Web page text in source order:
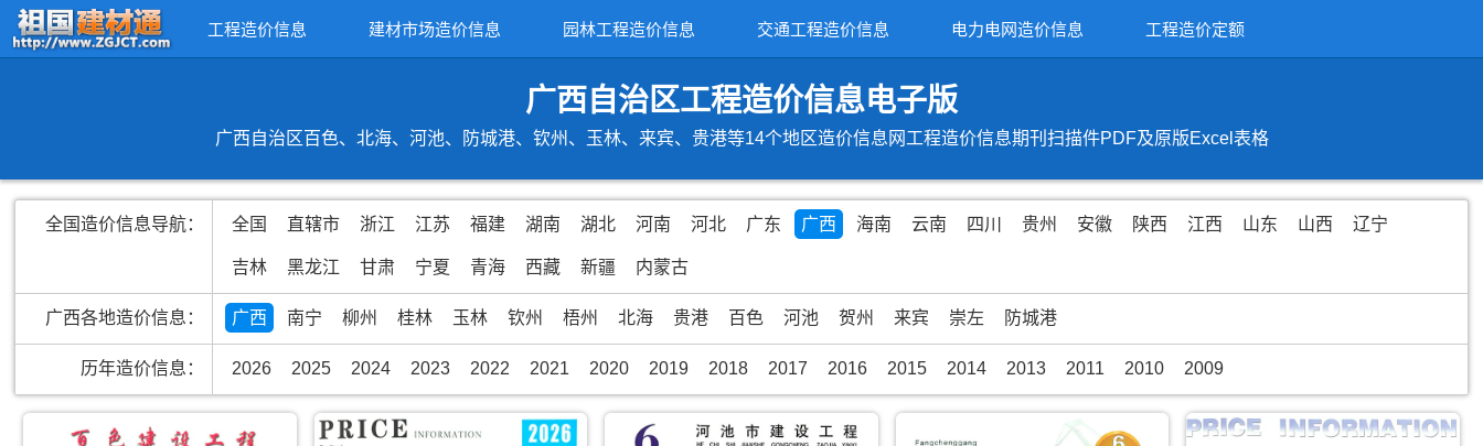
工程造价信息 建材市场造价信息 园林工程造价信息 交通工程造价信息 电力电网造价信息 工程造价定额
广西自治区工程造价信息电子版
广西自治区百色、北海、河池、防城港、钦州、玉林、来宾、贵港等14个地区造价信息网工程造价信息期刊扫描件PDF及原版Excel表格
全国造价信息导航： 全国 直辖市 浙江 江苏 福建 湖南 湖北 河南 河北 广东 广西 海南 云南 四川 贵州 安徽 陕西 江西 山东 山西 辽宁
吉林 黑龙江 甘肃 宁夏 青海 西藏 新疆 内蒙古
广西各地造价信息： 广西 南宁 柳州 桂林 玉林 钦州 梧州 北海 贵港 百色 河池 贺州 来宾 崇左 防城港
历年造价信息： 2026 2025 2024 2023 2022 2021 2020 2019 2018 2017 2016 2015 2014 2013 2011 2010 2009